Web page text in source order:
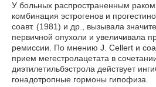
У больных распространенным
комбинация эстрогенов и
соавт. (1981) и др., вызывала
первичной опухоли и увеличивала
ремиссии. По мнению J. Cellert и
прием мегестролацетата в
диэтилетильбэстрола действует
гонадотропные гормоны гипофиза.